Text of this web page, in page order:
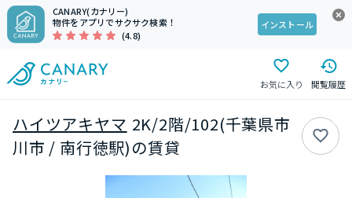
CANARY(カナリー)
物件をアプリでサクサク検索！
(4.8)
インストール
お気に入り 閲覧履歴
ハイツアキヤマ 2K/2階/102(千葉県市
川市 / 南行徳駅)の賃貸